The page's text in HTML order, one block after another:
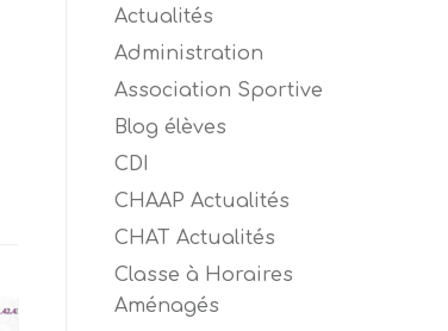
Actualités
Administration
Association Sportive
Blog élèves
CDI
CHAAP Actualités
CHAT Actualités
Classe à Horaires
Aménagés